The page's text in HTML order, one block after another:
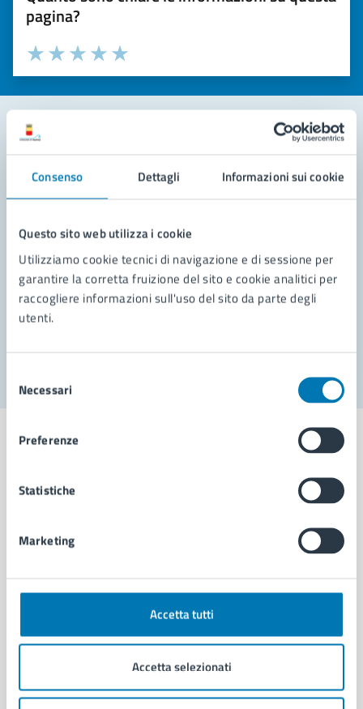
Consenso Dettagli Informazioni sui cookie
Questo sito web utilizza i cookie
Utilizziamo cookie tecnici di navigazione e di sessione per
garantire la corretta fruizione del sito e cookie analitici per
raccogliere informazioni sull'uso del sito da parte degli
utenti.
delNecessari
Preferenze
Statistiche
Marketing
Accetta tutti
Accetta selezionati
pagina?
Valuta la chiarezza delle informazioni (da 1 a 5 stelle)
Seleziona il numero di stelle per valutare la chiarezza delle
Valuta 5 stelle su 5
Valuta 4 stelle su 5
Valuta 3 stelle su 5
Valuta 2 stelle su 5
Valuta 1 stelle su 5
Leggi le domande frequenti
Richiedi assistenza
Prenota appuntamento
Problemi in città
Comune di Napoli
AMMINISTRAZIONE
Organi di governo
Enti e fondazioni
Personale amministrativo